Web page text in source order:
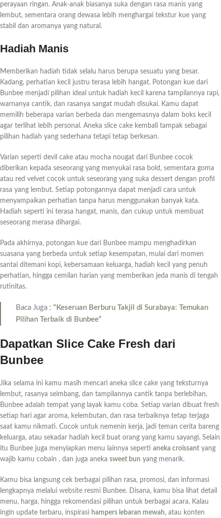
perayaan ringan. Anak-anak biasanya suka dengan rasa manis yang
lembut, sementara orang dewasa lebih menghargai tekstur kue yang
stabil dan aromanya yang natural.
Hadiah Manis
Memberikan hadiah tidak selalu harus berupa sesuatu yang besar.
Kadang, perhatian kecil justru terasa lebih hangat. Potongan kue dari
Bunbee menjadi pilihan ideal untuk hadiah kecil karena tampilannya rapi,
warnanya cantik, dan rasanya sangat mudah disukai. Kamu dapat
memilih beberapa varian berbeda dan mengemasnya dalam boks kecil
agar terlihat lebih personal. Aneka slice cake kembali tampak sebagai
pilihan hadiah yang sederhana tetapi tetap berkesan.
Varian seperti devil cake atau mocha nougat dari Bunbee cocok
diberikan kepada seseorang yang menyukai rasa bold, sementara goma
atau red velvet cocok untuk seseorang yang suka dessert dengan profil
rasa yang lembut. Setiap potongannya dapat menjadi cara untuk
menyampaikan perhatian tanpa harus menggunakan banyak kata.
Hadiah seperti ini terasa hangat, manis, dan cukup untuk membuat
seseorang merasa dihargai.
Pada akhirnya, potongan kue dari Bunbee mampu menghadirkan
suasana yang berbeda untuk setiap kesempatan, mulai dari momen
santai ditemani kopi, kebersamaan keluarga, hadiah kecil yang penuh
perhatian, hingga cemilan harian yang memberikan jeda manis di tengah
rutinitas.
Baca Juga : “ Keseruan Berburu Takjil di Surabaya: Temukan
Pilihan Terbaik di Bunbee“
Dapatkan Slice Cake Fresh dari
Bunbee
Jika selama ini kamu masih mencari aneka slice cake yang teksturnya
lembut, rasanya seimbang, dan tampilannya cantik tanpa berlebihan,
Bunbee adalah tempat yang layak kamu coba. Setiap varian dibuat fresh
setiap hari agar aroma, kelembutan, dan rasa terbaiknya tetap terjaga
saat kamu nikmati. Cocok untuk nemenin kerja, jadi teman cerita bareng
keluarga, atau sekadar hadiah kecil buat orang yang kamu sayangi. Selain
itu Bunbee juga menyiapkan menu lainnya seperti aneka croissant yang
wajib kamu cobain , dan juga aneka sweet bun yang menarik.
Kamu bisa langsung cek berbagai pilihan rasa, promosi, dan informasi
lengkapnya melalui website resmi Bunbee. Disana, kamu bisa lihat detail
menu, harga, hingga rekomendasi pilihan untuk berbagai acara. Kalau
ingin update terbaru, inspirasi hampers lebaran mewah, atau konten